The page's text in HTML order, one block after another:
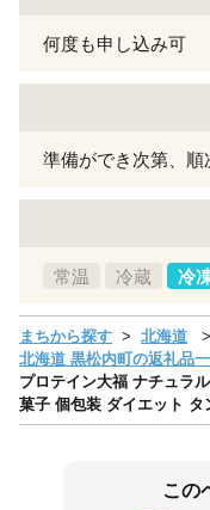
何度も申し込み可
準備ができ次第、順
常温 冷蔵 冷
まちから探す 北海道
北海道 黒松内町の返礼品
プロテイン大福 ナチュラ
菓子 個包装 ダイエット タ
この